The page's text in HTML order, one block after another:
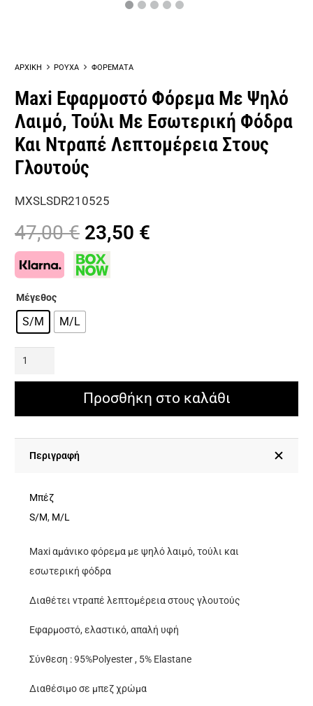
ΑΡΧΙΚΗ ΡΟΥΧΑ ΦΟΡΕΜΑΤΑ
Maxi Εφαρμοστό Φόρεμα Με Ψηλό
Λαιμό, Τούλι Με Εσωτερική Φόδρα
Και Ντραπέ Λεπτομέρεια Στους
Γλουτούς
MXSLSDR210525
47,00€ Original
price
was:
23,50 €
Μέγεθος
S/M M/L
Maxi
Με
Λαιμό,
Εσωτερική
Ντραπέ
Γλουτούς
Προσθήκη στο καλάθι
Περιγραφή
Μπέζ
S/M, M/L
Maxi αμάνικο φόρεμα με ψηλό λαιμό, τούλι και
εσωτερική φόδρα
Διαθέτει ντραπέ λεπτομέρεια στους γλουτούς
Εφαρμοστό, ελαστικό, απαλή υφή
Σύνθεση : 95%Polyester , 5% Elastane
Διαθέσιμο σε μπεζ χρώμα